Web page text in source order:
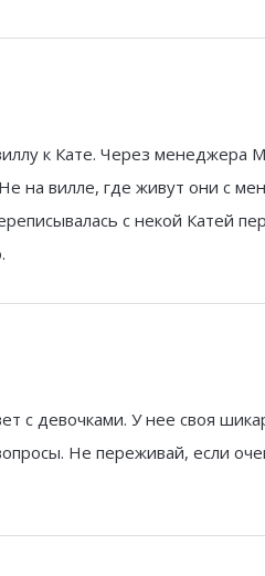
к Кате. Через менеджера
на вилле, где живут они с
с некой Катей
с девочками. У нее своя
Не переживай, если